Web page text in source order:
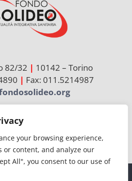
your browsing experience,
or content, and analyze our
All", you consent to our use of
82/32 | 10142 – Torino
| Fax: 011.5214987